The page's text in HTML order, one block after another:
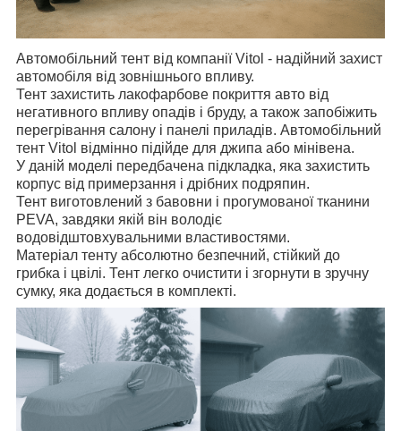
Автомобільний тент від компанії Vitol - надійний захист
автомобіля від зовнішнього впливу.
Тент захистить лакофарбове покриття авто від
негативного впливу опадів і бруду, а також запобіжить
перегрівання салону і панелі приладів. Автомобільний
тент Vitol відмінно підійде для джипа або мінівена.
У даній моделі передбачена підкладка, яка захистить
корпус від примерзання і дрібних подряпин.
Тент виготовлений з бавовни і прогумованої тканини
PEVA, завдяки якій він володіє
водовідштовхувальними властивостями.
Матеріал тенту абсолютно безпечний, стійкий до
грибка і цвілі. Тент легко очистити і згорнути в зручну
сумку, яка додається в комплекті.